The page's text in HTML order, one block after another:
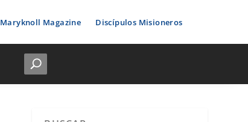
Maryknoll Magazine Discípulos Misioneros